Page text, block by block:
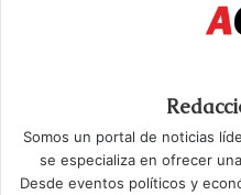
Somos un portal de noticias
se especializa en ofrecer
Desde eventos políticos y